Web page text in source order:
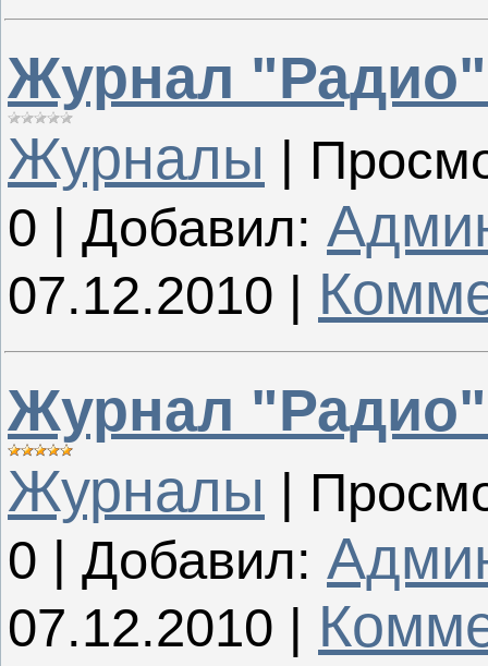
Журнал "Радио"
Журналы |
0 | Добавил:
07.12.2010 |
Журнал "Радио"
Журналы |
0 | Добавил:
07.12.2010 |